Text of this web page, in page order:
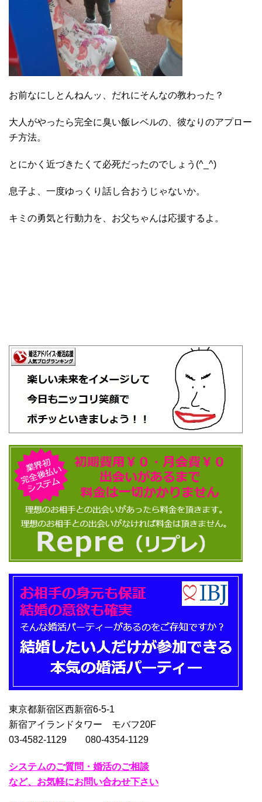
お前なにしとんねんッ、だれにそんなの教わった？
大人がやったら完全に臭い飯レベルの、彼なりのアプロー
チ方法。
とにかく近づきたくて必死だったのでしょう(^_^)
息子よ、一度ゆっくり話し合おうじゃないか。
キミの勇気と行動力を、お父ちゃんは応援するよ。
東京都新宿区西新宿6-5-1
新宿アイランドタワー モバフ20F
03-4582-1129 080-4354-1129
システムのご質問・婚活のご相談
など、お気軽にお問い合わせ下さい